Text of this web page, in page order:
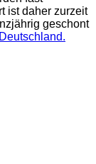
ist daher zurzeit
geschont
.